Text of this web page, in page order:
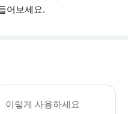
어보세요.
즈는 날씨에 따라 일정이 변경되
이렇게 사용하세요